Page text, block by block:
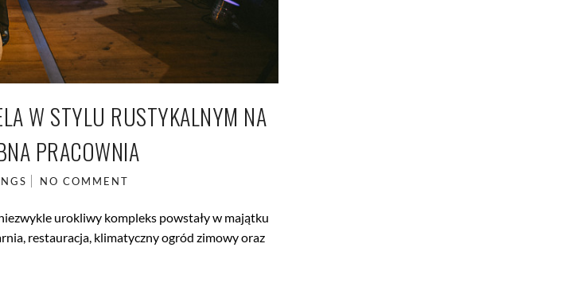
W STYLU RUSTYKALNYM NA
PRACOWNIA
NO COMMENT
urokliwy kompleks powstały w majątku
restauracja, klimatyczny ogród zimowy oraz